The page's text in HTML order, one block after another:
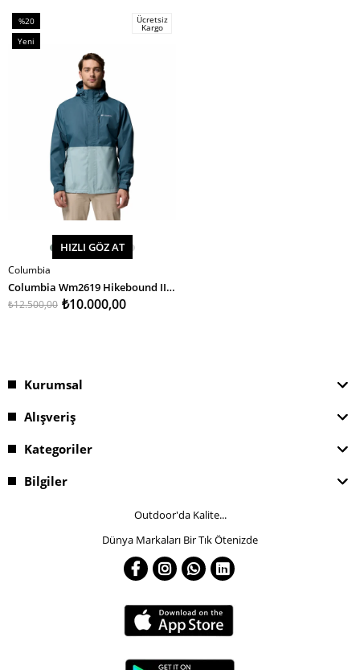
SEPETE EKLE
%20
İndirim
%20İndirim
Yeni
Ücretsiz
Kargo
HIZLI GÖZ AT
Columbia
Columbia Wm2619 Hikebound II Jacket Erkek Yağmurluk
₺10.000,00
₺12.500,00
Kurumsal
Alışveriş
Kategoriler
Bilgiler
Outdoor'da Kalite...
Dünya Markaları Bir Tık Ötenizde